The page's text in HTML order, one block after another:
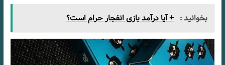
بخوانید : + آیا درآمد بازی انفجار حرام است؟